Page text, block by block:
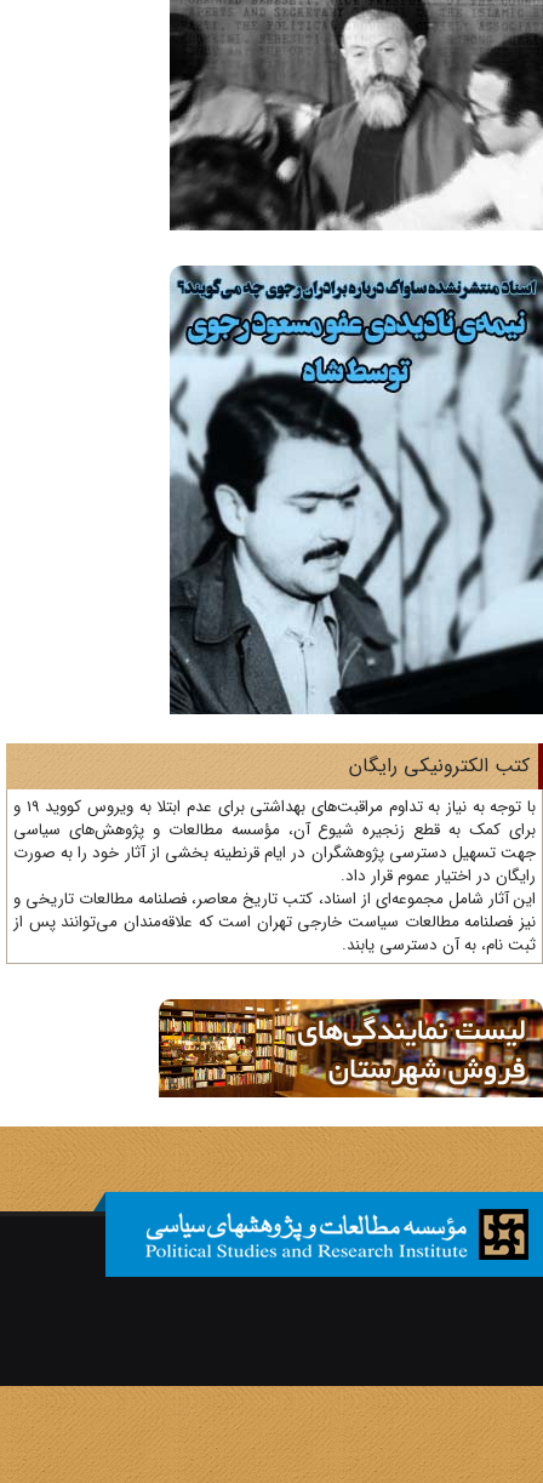
الکترونیکی رایگان
با توجه به نیاز به تداوم مراقبت‌های بهداشتی برای عدم ابتلا به ویروس کووید 19 و
کمک به قطع زنجیره شیوع آن، مؤسسه مطالعات و پژوهش‌های سیاسی
تسهیل دسترسی پژوهشگران در ایام قرنطینه بخشی از آثار خود را به صورت
در اختیار عموم قرار داد.
آثار شامل مجموعه‌ای از اسناد، کتب تاریخ معاصر، فصلنامه‌ مطالعات تاریخی و
فصلنامه مطالعات سیاست خارجی تهران است که علاقه‌مندان می‌توانند پس از
نام، به آن دسترسی یابند.